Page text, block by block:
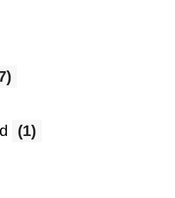
(1)